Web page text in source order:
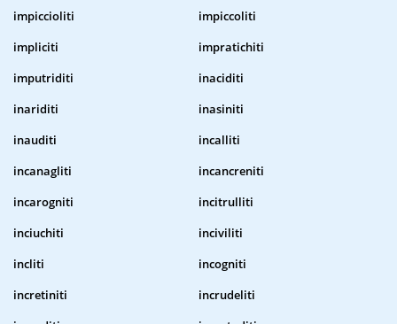
impiccioliti
impiccoliti
impliciti
impratichiti
imputriditi
inaciditi
inariditi
inasiniti
inauditi
incalliti
incanagliti
incancreniti
incarogniti
incitrulliti
inciuchiti
inciviliti
incliti
incogniti
incretiniti
incrudeliti